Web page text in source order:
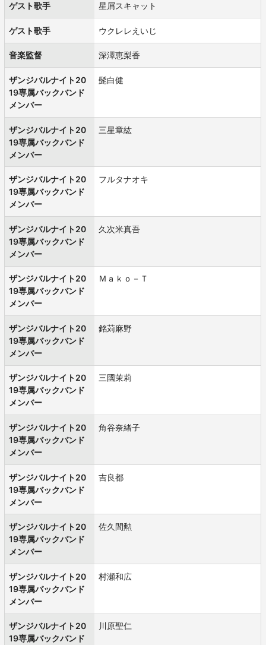
ゲスト歌手 星屑スキャット
ゲスト歌手 ウクレレえいじ
音楽監督 深澤恵梨香
ザンジバルナイト20
19専属バックバンド
メンバー
髭白健
ザンジバルナイト20
19専属バックバンド
メンバー
三星章紘
ザンジバルナイト20
19専属バックバンド
メンバー
フルタナオキ
ザンジバルナイト20
19専属バックバンド
メンバー
久次米真吾
ザンジバルナイト20
19専属バックバンド
メンバー
Ｍａｋｏ－Ｔ
ザンジバルナイト20
19専属バックバンド
メンバー
銘苅麻野
ザンジバルナイト20
19専属バックバンド
メンバー
三國茉莉
ザンジバルナイト20
19専属バックバンド
メンバー
角谷奈緒子
ザンジバルナイト20
19専属バックバンド
メンバー
吉良都
ザンジバルナイト20
19専属バックバンド
メンバー
佐久間勲
ザンジバルナイト20
19専属バックバンド
メンバー
村瀬和広
ザンジバルナイト20
19専属バックバンド
川原聖仁